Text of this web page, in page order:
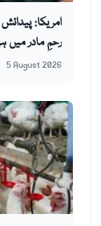
امریکا:
رحمِ مادر میں
5 August 2026